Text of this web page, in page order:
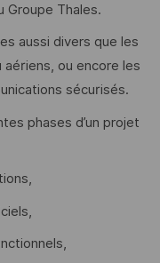
Groupe Thales.
aussi divers que les
ou encore les
sécurisés.
phases d’un projet